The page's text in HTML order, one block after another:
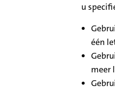
u
één
meer